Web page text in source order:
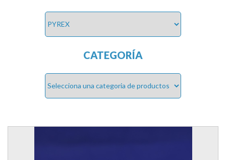
CATEGORÍA